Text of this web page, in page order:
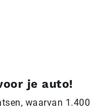
je auto!
waarvan 1.400